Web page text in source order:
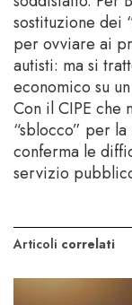
sostituzione dei
per ovviare ai
autisti: ma si
economico su
Con il CIPE che
“sblocco” per
conferma le
servizio
Articoli correlati